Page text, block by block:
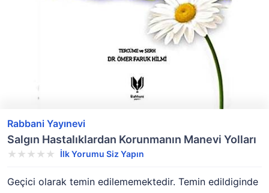
Rabbani Yayınevi
Salgın Hastalıklardan Korunmanın Manevi Yolları
İlk Yorumu Siz Yapın
Geçici olarak temin edilememektedir. Temin edildiginde